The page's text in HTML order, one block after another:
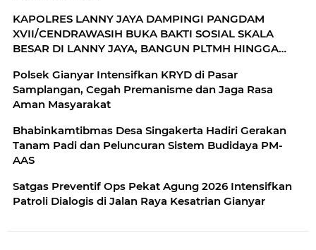
KAPOLRES LANNY JAYA DAMPINGI PANGDAM
XVII/CENDRAWASIH BUKA BAKTI SOSIAL SKALA
BESAR DI LANNY JAYA, BANGUN PLTMH HINGGA
Polsek Gianyar Intensifkan KRYD di Pasar
Samplangan, Cegah Premanisme dan Jaga Rasa
Aman Masyarakat
Bhabinkamtibmas Desa Singakerta Hadiri Gerakan
Tanam Padi dan Peluncuran Sistem Budidaya PM-
AAS
Satgas Preventif Ops Pekat Agung 2026 Intensifkan
Patroli Dialogis di Jalan Raya Kesatrian Gianyar